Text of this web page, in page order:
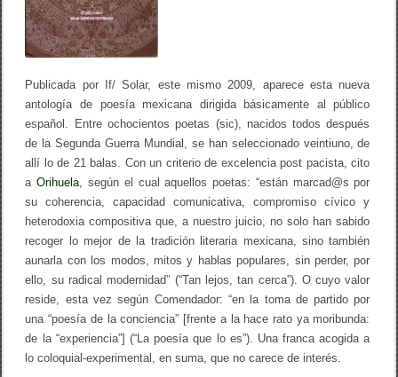
t
o
l
o
d
e
a
p
o
s
í
a
e
x
c
a
a
a
Publicada por If/ Solar, este mismo 2009, aparece esta nueva
antología de poesía mexicana dirigida básicamente al público
español. Entre ochocientos poetas (sic), nacidos todos después
de la Segunda Guerra Mundial, se han seleccionado veintiuno, de
allí lo de 21 balas. Con un criterio de excelencia post pacista, cito
aOrihuela, según el cual aquellos poetas: “están marcad@s por
su coherencia, capacidad comunicativa, compromiso cívico y
heterodoxia compositiva que, a nuestro juicio, no solo han sabido
recoger lo mejor de la tradición literaria mexicana, sino también
aunarla con los modos, mitos y hablas populares, sin perder, por
ello, su radical modernidad” (“Tan lejos, tan cerca”). O cuyo valor
reside, esta vez según Comendador: “en la toma de partido por
una “poesía de la conciencia” [frente a la hace rato ya moribunda:
de la “experiencia”] (“La poesía que lo es”). Una franca acogida a
lo coloquial-experimental, en suma, que no carece de interés.